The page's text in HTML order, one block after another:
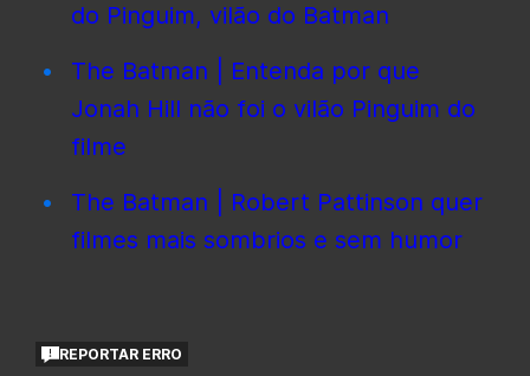
do Pinguim, vilão do Batman
The Batman | Entenda por que
Jonah Hill não foi o vilão Pinguim do
filme
The Batman | Robert Pattinson quer
filmes mais sombrios e sem humor
REPORTAR ERRO